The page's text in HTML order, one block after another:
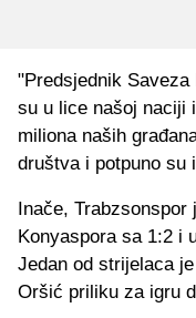
"Predsjednik
su u lice našoj naciji
miliona naših
društva i potpuno su
Inače,
Konyaspora sa 1:2 i
Jedan od strijelaca
Oršić priliku za igru